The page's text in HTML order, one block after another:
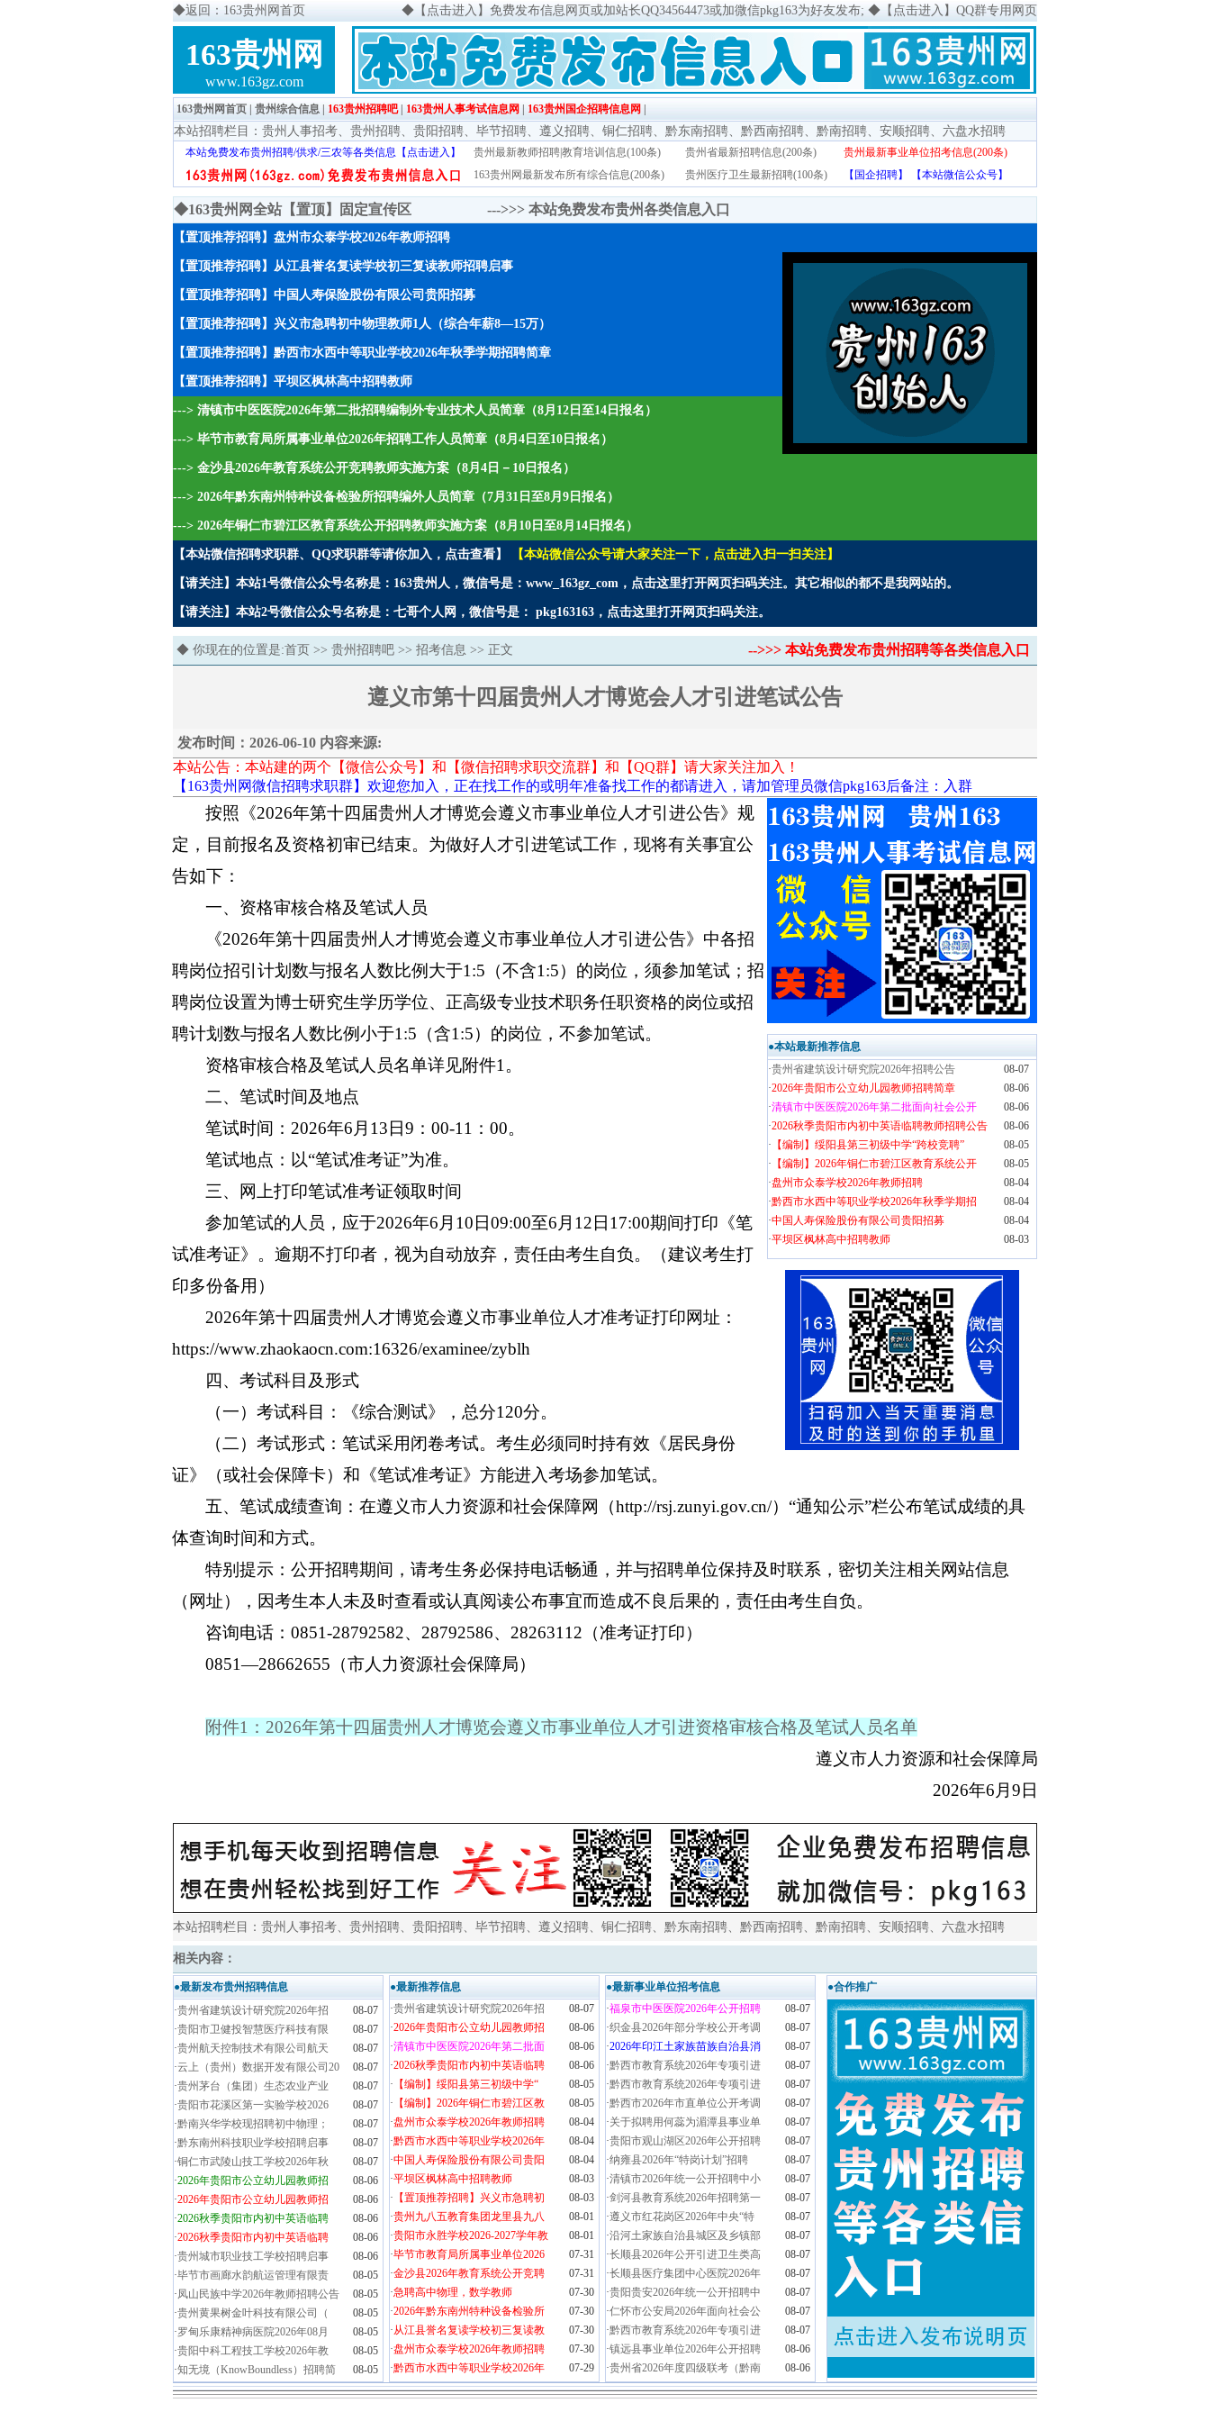
◆返回：163贵州网首页 ◆ 【点击进入】免费发布信息网页或加站长QQ34564473或加微信pkg163为好友发布; ◆ 【点击进入】QQ群专用网页
163贵州网
www.163gz.com
163贵州网首页 贵州综合信息 163贵州招聘吧| 163贵州人事考试信息网 163贵州国企招聘信息网
本站招聘栏目： 贵州人事招考、 贵州招聘、 贵阳招聘、 毕节招聘、 遵义招聘、 铜仁招聘、 黔东南招聘、 黔西南招聘、 黔南招聘、 安顺招聘、 六盘水招聘
本站免费发布贵州招聘/供求/三农等各类信息【点击进入】 贵州最新教师招聘|教育培训信息(100条) 贵州省最新招聘信息(200条)
贵州最新事业单位招考信息(200条)
163贵州网最新发布所有综合信息(200条)
贵州医疗卫生最新招聘(100条) 【国企招聘】 【本站微信公众号】
◆163贵州网全站【置顶】固定宣传区 --->>> 本站免费发布贵州各类信息入口
【置顶推荐招聘】盘州市众泰学校2026年教师招聘
【置顶推荐招聘】从江县誉名复读学校初三复读教师招聘启事
【置顶推荐招聘】中国人寿保险股份有限公司贵阳招募
【置顶推荐招聘】兴义市急聘初中物理教师1人（综合年薪8—15万）
【置顶推荐招聘】黔西市水西中等职业学校2026年秋季学期招聘简章
【置顶推荐招聘】平坝区枫林高中招聘教师
---> 清镇市中医医院2026年第二批招聘编制外专业技术人员简章（8月12日至14日报名）
---> 毕节市教育局所属事业单位2026年招聘工作人员简章（8月4日至10日报名）
---> 金沙县2026年教育系统公开竞聘教师实施方案（8月4日－10日报名）
---> 2026年黔东南州特种设备检验所招聘编外人员简章（7月31日至8月9日报名）
---> 2026年铜仁市碧江区教育系统公开招聘教师实施方案（8月10日至8月14日报名）
【本站微信招聘求职群、QQ求职群等请你加入，点击查看】 【本站微信公众号请大家关注一下，点击进入扫一扫关注】
【请关注】本站1号微信公众号名称是：163贵州人，微信号是：www_163gz_com，点击这里打开网页扫码关注。其它相似的都不是我网站的。
【请关注】本站2号微信公众号名称是：七哥个人网，微信号是： pkg163163，点击这里打开网页扫码关注。
◆ 你现在的位置是:首页 >> 贵州招聘吧 >> 招考信息 >> 正文 -->>> 本站免费发布贵州招聘等各类信息入口
遵义市第十四届贵州人才博览会人才引进笔试公告
发布时间：2026-06-10 内容来源:
本站公告：本站建的两个【微信公众号】和【微信招聘求职交流群】和【QQ群】请大家关注加入！
【163贵州网微信招聘求职群】欢迎您加入，正在找工作的或明年准备找工作的都请进入，请加管理员微信pkg163后备注：入群
●本站最新推荐信息
·贵州省建筑设计研究院2026年招聘公告
08-07
·2026年贵阳市公立幼儿园教师招聘简章
08-06
·清镇市中医医院2026年第二批面向社会公开
08-06
·2026秋季贵阳市内初中英语临聘教师招聘公告
08-06
· 【编制】绥阳县第三初级中学“跨校竞聘”
08-05
· 【编制】2026年铜仁市碧江区教育系统公开
08-05
·盘州市众泰学校2026年教师招聘
08-04
·黔西市水西中等职业学校2026年秋季学期招
08-04
·中国人寿保险股份有限公司贵阳招募
08-04
·平坝区枫林高中招聘教师 08-03
按照《2026年第十四届贵州人才博览会遵义市事业单位人才引进公告》规
定，目前报名及资格初审已结束。为做好人才引进笔试工作，现将有关事宜公
告如下：
一、资格审核合格及笔试人员
《2026年第十四届贵州人才博览会遵义市事业单位人才引进公告》中各招
聘岗位招引计划数与报名人数比例大于1:5（不含1:5）的岗位，须参加笔试；招
聘岗位设置为博士研究生学历学位、正高级专业技术职务任职资格的岗位或招
聘计划数与报名人数比例小于1:5（含1:5）的岗位，不参加笔试。
资格审核合格及笔试人员名单详见附件1。
二、笔试时间及地点
笔试时间：2026年6月13日9：00-11：00。
笔试地点：以“笔试准考证”为准。
三、网上打印笔试准考证领取时间
参加笔试的人员，应于2026年6月10日09:00至6月12日17:00期间打印《笔
试准考证》。逾期不打印者，视为自动放弃，责任由考生自负。（建议考生打
印多份备用）
2026年第十四届贵州人才博览会遵义市事业单位人才准考证打印网址：
https://www.zhaokaocn.com:16326/examinee/zyblh
四、考试科目及形式
（一）考试科目：《综合测试》，总分120分。
（二）考试形式：笔试采用闭卷考试。考生必须同时持有效《居民身份
证》（或社会保障卡）和《笔试准考证》方能进入考场参加笔试。
五、笔试成绩查询：在遵义市人力资源和社会保障网（http://rsj.zunyi.gov.cn/）“通知公示”栏公布笔试成绩的具
体查询时间和方式。
特别提示：公开招聘期间，请考生务必保持电话畅通，并与招聘单位保持及时联系，密切关注相关网站信息
（网址），因考生本人未及时查看或认真阅读公布事宜而造成不良后果的，责任由考生自负。
咨询电话：0851-28792582、28792586、28263112（准考证打印）
0851—28662655（市人力资源社会保障局）
附件1：2026年第十四届贵州人才博览会遵义市事业单位人才引进资格审核合格及笔试人员名单
遵义市人力资源和社会保障局
2026年6月9日
本站招聘栏目： 贵州人事招考、 贵州招聘、 贵阳招聘、 毕节招聘、 遵义招聘、 铜仁招聘、 黔东南招聘、 黔西南招聘、 黔南招聘、 安顺招聘、 六盘水招聘
相关内容：
●最新发布贵州招聘信息
·贵州省建筑设计研究院2026年招
08-07
·贵阳市卫健投智慧医疗科技有限
08-07
·贵州航天控制技术有限公司航天
08-07
·云上（贵州）数据开发有限公司20
08-07
·贵州茅台（集团）生态农业产业
08-07
·贵阳市花溪区第一实验学校2026
08-07
·黔南兴华学校现招聘初中物理；
08-07
·黔东南州科技职业学校招聘启事
08-07
·铜仁市武陵山技工学校2026年秋
08-07
·2026年贵阳市公立幼儿园教师招
08-06
·2026年贵阳市公立幼儿园教师招
08-06
·2026秋季贵阳市内初中英语临聘
08-06
·2026秋季贵阳市内初中英语临聘
08-06
·贵州城市职业技工学校招聘启事
08-06
·毕节市画廊水韵航运管理有限责
08-05
·凤山民族中学2026年教师招聘公告
08-05
·贵州黄果树金叶科技有限公司（
08-05
·罗甸乐康精神病医院2026年08月
08-05
·贵阳中科工程技工学校2026年教
08-05
·知无境（KnowBoundless）招聘简 08-05
●最新推荐信息
·贵州省建筑设计研究院2026年招
08-07
·2026年贵阳市公立幼儿园教师招
08-06
·清镇市中医医院2026年第二批面
08-06
·2026秋季贵阳市内初中英语临聘
08-06
· 【编制】绥阳县第三初级中学“
08-05
· 【编制】2026年铜仁市碧江区教
08-05
·盘州市众泰学校2026年教师招聘
08-04
·黔西市水西中等职业学校2026年
08-04
·中国人寿保险股份有限公司贵阳
08-04
·平坝区枫林高中招聘教师
08-03
· 【置顶推荐招聘】兴义市急聘初
08-03
·贵州九八五教育集团龙里县九八
08-01
·贵阳市永胜学校2026-2027学年教
08-01
·毕节市教育局所属事业单位2026
07-31
·金沙县2026年教育系统公开竞聘
07-31
·急聘高中物理，数学教师
07-30
·2026年黔东南州特种设备检验所
07-30
·从江县誉名复读学校初三复读教
07-30
·盘州市众泰学校2026年教师招聘
07-30
·黔西市水西中等职业学校2026年 07-29
●最新事业单位招考信息
·福泉市中医医院2026年公开招聘
08-07
·织金县2026年部分学校公开考调
08-07
·2026年印江土家族苗族自治县消
08-07
·黔西市教育系统2026年专项引进
08-07
·黔西市教育系统2026年专项引进
08-07
·黔西市2026年市直单位公开考调
08-07
·关于拟聘用何蕊为湄潭县事业单
08-07
·贵阳市观山湖区2026年公开招聘
08-07
·纳雍县2026年“特岗计划”招聘
08-07
·清镇市2026年统一公开招聘中小
08-07
·剑河县教育系统2026年招聘第一
08-07
·遵义市红花岗区2026年中央“特
08-07
·沿河土家族自治县城区及乡镇部
08-07
·长顺县2026年公开引进卫生类高
08-07
·长顺县医疗集团中心医院2026年
08-07
·贵阳贵安2026年统一公开招聘中
08-07
·仁怀市公安局2026年面向社会公
08-07
·黔西市教育系统2026年专项引进
08-07
·镇远县事业单位2026年公开招聘
08-06
·贵州省2026年度四级联考（黔南 08-06
●合作推广